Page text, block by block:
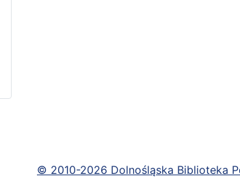
© 2010-2026 Dolnośląska Biblioteka